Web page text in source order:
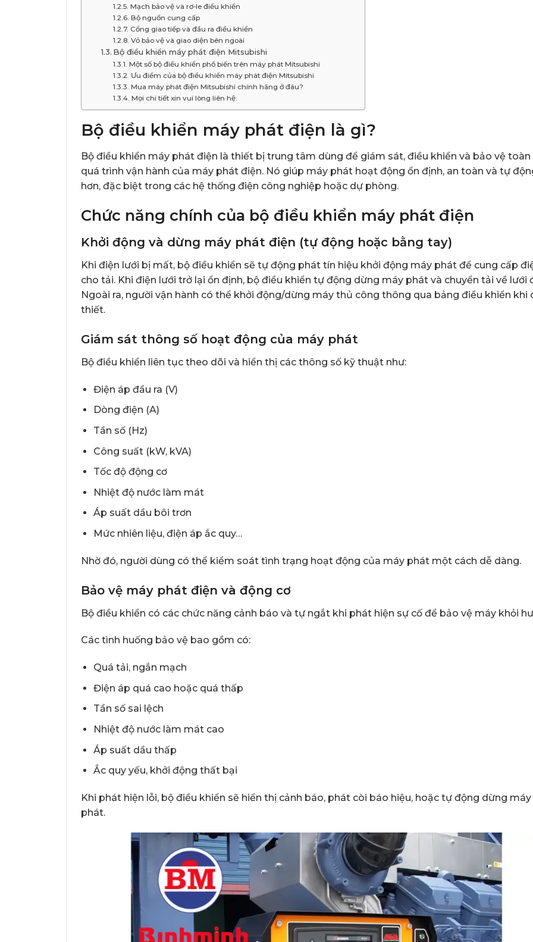
Mạch bảo vệ và rơ-le điều khiển
Bộ nguồn cung cấp
Cổng giao tiếp và đầu ra điều khiển
Vỏ bảo vệ và giao diện bên ngoài
Bộ điều khiển máy phát điện Mitsubishi
Một số bộ điều khiển phổ biến trên máy phát Mitsubishi
Ưu điểm của bộ điều khiển máy phát điện Mitsubishi
Mua máy phát điện Mitsubishi chính hãng ở đâu?
Mọi chi tiết xin vui lòng liên hệ:
Bộ điều khiển máy phát điện là gì?
Bộ điều khiển máy phát điện là thiết bị trung tâm dùng để giám sát, điều khiển và bảo vệ toàn
quá trình vận hành của máy phát điện. Nó giúp máy phát hoạt động ổn định, an toàn và tự
hơn, đặc biệt trong các hệ thống điện công nghiệp hoặc dự phòng.
Chức năng chính của bộ điều khiển máy phát điện
Khởi động và dừng máy phát điện (tự động hoặc bằng tay)
Khi điện lưới bị mất, bộ điều khiển sẽ tự động phát tín hiệu khởi động máy phát để cung cấp
cho tải. Khi điện lưới trở lại ổn định, bộ điều khiển tự động dừng máy phát và chuyển tải về lưới
Ngoài ra, người vận hành có thể khởi động/dừng máy thủ công thông qua bảng điều khiển khi
thiết.
Giám sát thông số hoạt động của máy phát
Bộ điều khiển liên tục theo dõi và hiển thị các thông số kỹ thuật như:
Điện áp đầu ra (V)
Dòng điện (A)
Tần số (Hz)
Công suất (kW, kVA)
Tốc độ động cơ
Nhiệt độ nước làm mát
Áp suất dầu bôi trơn
Mức nhiên liệu, điện áp ắc quy…
Nhờ đó, người dùng có thể kiểm soát tình trạng hoạt động của máy phát một cách dễ dàng.
Bảo vệ máy phát điện và động cơ
Bộ điều khiển có các chức năng cảnh báo và tự ngắt khi phát hiện sự cố để bảo vệ máy khỏi
Các tình huống bảo vệ bao gồm có:
Quá tải, ngắn mạch
Điện áp quá cao hoặc quá thấp
Tần số sai lệch
Nhiệt độ nước làm mát cao
Áp suất dầu thấp
Ắc quy yếu, khởi động thất bại
Khi phát hiện lỗi, bộ điều khiển sẽ hiển thị cảnh báo, phát còi báo hiệu, hoặc tự động dừng máy
phát.